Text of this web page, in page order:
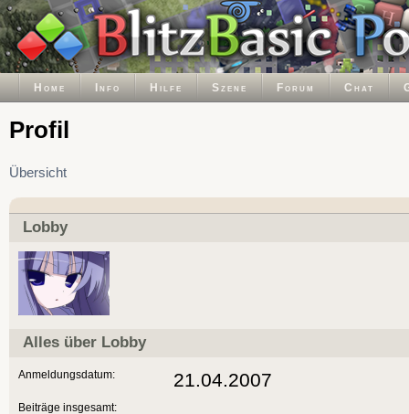
Home Info Hilfe Szene Forum Chat
Profil
Übersicht
Lobby
Alles über Lobby
Anmeldungsdatum:
Beiträge insgesamt:
21.04.2007